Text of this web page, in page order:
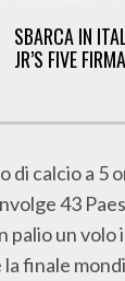
SBARCA IN
JR’S FIVE
di calcio a 5
43
palio un volo
la finale